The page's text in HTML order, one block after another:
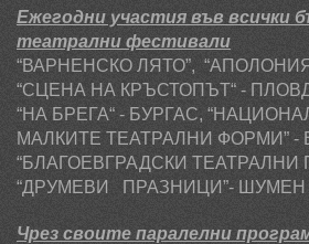
Ежегодни участия във всички
театрални фестивали
“ВАРНЕНСКО ЛЯТО”,
“СЦЕНА НА КРЪСТОПЪТ“ -
“НА БРЕГА“ - БУРГАС,
МАЛКИТЕ ТЕАТРАЛНИ ФОРМИ” -
“БЛАГОЕВГРАДСКИ ТЕАТРАЛНИ
“ДРУМЕВИ ПРАЗНИЦИ”- ШУМЕН
Чрез своите паралелни